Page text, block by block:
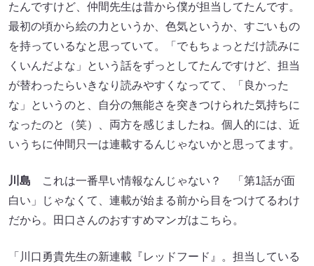
たんですけど、仲間先生は昔から僕が担当してたんです。
最初の頃から絵の力というか、色気というか、すごいもの
を持っているなと思っていて。「でもちょっとだけ読みに
くいんだよな」という話をずっとしてたんですけど、担当
が替わったらいきなり読みやすくなってて、「良かった
な」というのと、自分の無能さを突きつけられた気持ちに
なったのと（笑）、両方を感じましたね。個人的には、近
いうちに仲間只一は連載するんじゃないかと思ってます。
川島 これは一番早い情報なんじゃない？ 「第1話が面
白い」じゃなくて、連載が始まる前から目をつけてるわけ
だから。田口さんのおすすめマンガはこちら。
「川口勇貴先生の新連載『レッドフード』。担当している